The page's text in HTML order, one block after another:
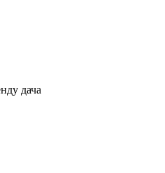
дача